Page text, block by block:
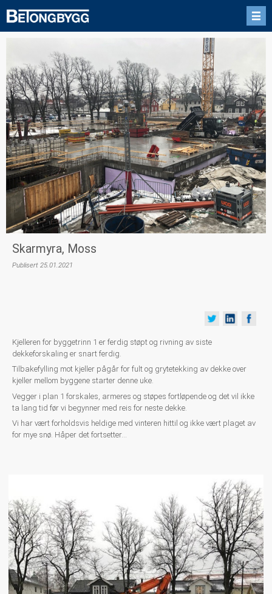
Skarmyra, Moss
Publisert 25.01.2021
Kjelleren for byggetrinn 1 er ferdig støpt og rivning av siste
dekkeforskaling er snart ferdig.
Tilbakefylling mot kjeller pågår for fult og grytetekking av dekke over
kjeller mellom byggene starter denne uke.
Vegger i plan 1 forskales, armeres og støpes fortløpende og det vil ikke
ta lang tid før vi begynner med reis for neste dekke.
Vi har vært forholdsvis heldige med vinteren hittil og ikke vært plaget av
for mye snø. Håper det fortsetter...